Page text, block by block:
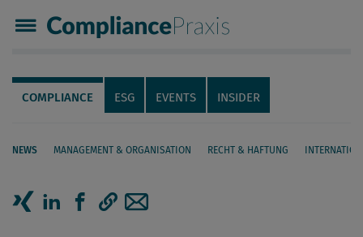
Compliance Praxis
Servicenavigation
Navigation
COMPLIANCE ESG EVENTS INSIDER
NEWS MANAGEMENT & ORGANISATION RECHT & HAFTUNG
Seiteninhalt